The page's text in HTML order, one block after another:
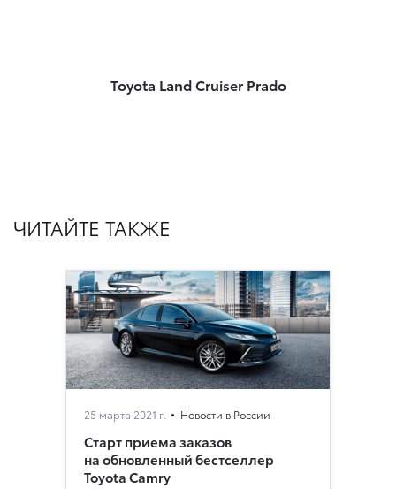
Toyota Land Cruiser Prado
ЧИТАЙТЕ ТАКЖЕ
25 марта 2021 г. Новости в России
Старт приема заказов
на обновленный бестселлер
Toyota Camry